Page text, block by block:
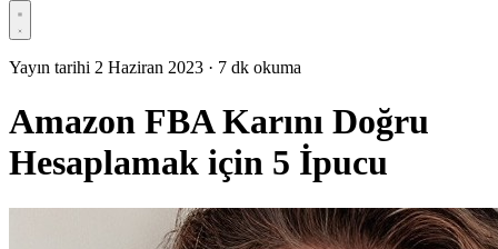
Yayın tarihi 2 Haziran 2023 · 7 dk okuma
Amazon FBA Karını Doğru
Hesaplamak için 5 İpucu